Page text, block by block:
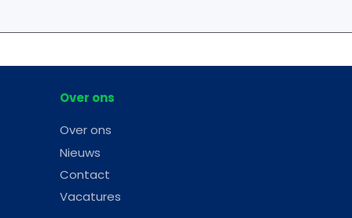
Over ons
Over ons
Nieuws
Contact
Vacatures